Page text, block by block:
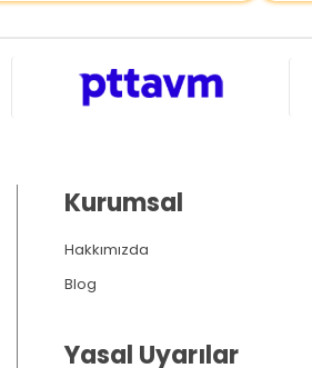
Kurumsal
Hakkımızda
Blog
Yasal Uyarılar